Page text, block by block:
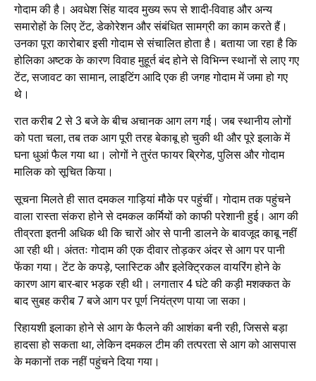
गोदाम की है। अवधेश सिंह यादव मुख्य रूप से शादी-विवाह और अन्य
समारोहों के लिए टेंट, डेकोरेशन और संबंधित सामग्री का काम करते हैं।
उनका पूरा कारोबार इसी गोदाम से संचालित होता है। बताया जा रहा है कि
होलिका अष्टक के कारण विवाह मुहूर्त बंद होने से विभिन्न स्थानों से लाए गए
टेंट, सजावट का सामान, लाइटिंग आदि एक ही जगह गोदाम में जमा हो गए
थे।
रात करीब 2 से 3 बजे के बीच अचानक आग लग गई। जब स्थानीय लोगों
को पता चला, तब तक आग पूरी तरह बेकाबू हो चुकी थी और पूरे इलाके में
घना धुआं फैल गया था। लोगों ने तुरंत फायर ब्रिगेड, पुलिस और गोदाम
मालिक को सूचित किया।
सूचना मिलते ही सात दमकल गाड़ियां मौके पर पहुंचीं। गोदाम तक पहुंचने
वाला रास्ता संकरा होने से दमकल कर्मियों को काफी परेशानी हुई। आग की
तीव्रता इतनी अधिक थी कि चारों ओर से पानी डालने के बावजूद काबू नहीं
आ रही थी। अंततः गोदाम की एक दीवार तोड़कर अंदर से आग पर पानी
फेंका गया। टेंट के कपड़े, प्लास्टिक और इलेक्ट्रिकल वायरिंग होने के
कारण आग बार-बार भड़क रही थी। लगातार 4 घंटे की कड़ी मशक्कत के
बाद सुबह करीब 7 बजे आग पर पूर्ण नियंत्रण पाया जा सका।
रिहायशी इलाका होने से आग के फैलने की आशंका बनी रही, जिससे बड़ा
हादसा हो सकता था, लेकिन दमकल टीम की तत्परता से आग को आसपास
के मकानों तक नहीं पहुंचने दिया गया।